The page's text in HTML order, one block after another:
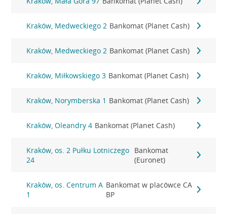
Kraków, Medweckiego 2 Bankomat (Planet Cash)
Kraków, Medweckiego 2 Bankomat (Planet Cash)
Kraków, Miłkowskiego 3 Bankomat (Planet Cash)
Kraków, Norymberska 1 Bankomat (Planet Cash)
Kraków, Oleandry 4 Bankomat (Planet Cash)
Kraków, os. 2 Pułku Lotniczego
24
Bankomat
(Euronet)
Kraków, os. Centrum A
1
Bankomat w placówce CA
BP